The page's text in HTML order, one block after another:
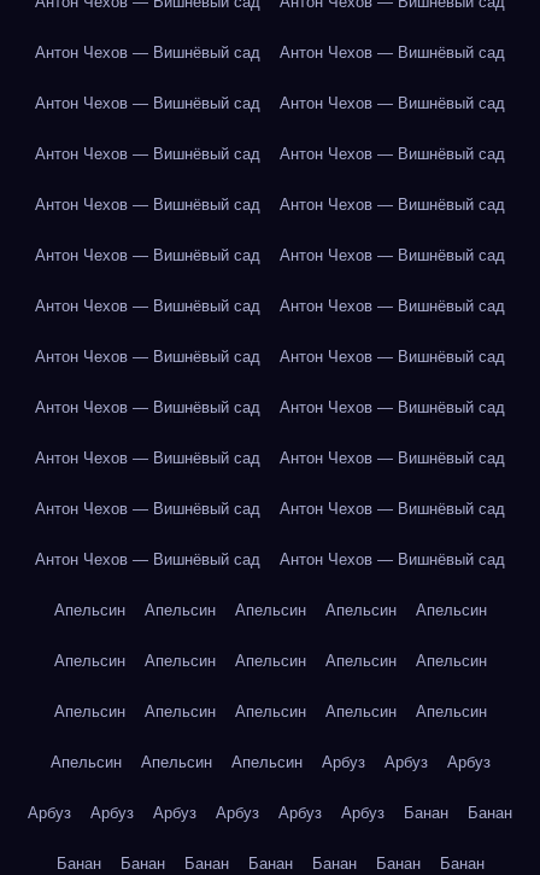
Антон Чехов — Вишнёвый сад Антон Чехов — Вишнёвый сад
Антон Чехов — Вишнёвый сад Антон Чехов — Вишнёвый сад
Антон Чехов — Вишнёвый сад Антон Чехов — Вишнёвый сад
Антон Чехов — Вишнёвый сад Антон Чехов — Вишнёвый сад
Антон Чехов — Вишнёвый сад Антон Чехов — Вишнёвый сад
Антон Чехов — Вишнёвый сад Антон Чехов — Вишнёвый сад
Антон Чехов — Вишнёвый сад Антон Чехов — Вишнёвый сад
Антон Чехов — Вишнёвый сад Антон Чехов — Вишнёвый сад
Антон Чехов — Вишнёвый сад Антон Чехов — Вишнёвый сад
Антон Чехов — Вишнёвый сад Антон Чехов — Вишнёвый сад
Антон Чехов — Вишнёвый сад Антон Чехов — Вишнёвый сад
Апельсин Апельсин Апельсин Апельсин Апельсин
Апельсин Апельсин Апельсин Апельсин Апельсин
Апельсин Апельсин Апельсин Апельсин Апельсин
Апельсин Апельсин Апельсин Арбуз Арбуз Арбуз
Арбуз Арбуз Арбуз Арбуз Арбуз Арбуз Банан Банан
Банан Банан Банан Банан Банан Банан Банан